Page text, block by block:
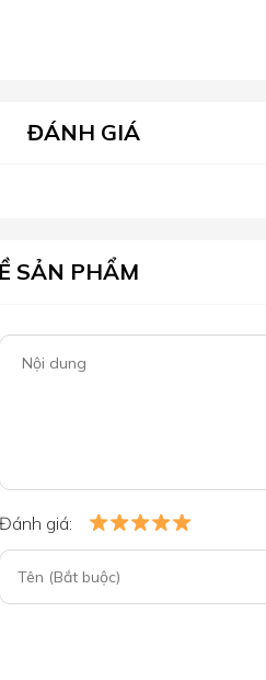
ĐÁNH GIÁ
SẢN PHẨM
Đánh giá: